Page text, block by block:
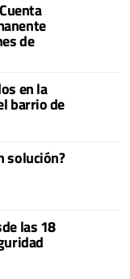
de
en la
barrio de
solución?
las 18